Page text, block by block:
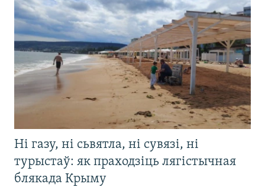
Ні газу, ні сьвятла, ні сувязі, ні
турыстаў: як праходзіць лягістычная
блякада Крыму